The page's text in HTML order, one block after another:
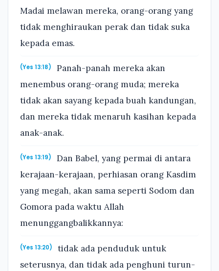
Madai melawan mereka, orang-orang yang
tidak menghiraukan perak dan tidak suka
kepada emas.
(Yes 13:18)
Panah-panah mereka akan
menembus orang-orang muda; mereka
tidak akan sayang kepada buah kandungan,
dan mereka tidak menaruh kasihan kepada
anak-anak.
(Yes 13:19)
Dan Babel, yang permai di antara
kerajaan-kerajaan, perhiasan orang Kasdim
yang megah, akan sama seperti Sodom dan
Gomora pada waktu Allah
menunggangbalikkannya:
(Yes 13:20)
tidak ada penduduk untuk
seterusnya, dan tidak ada penghuni turun-